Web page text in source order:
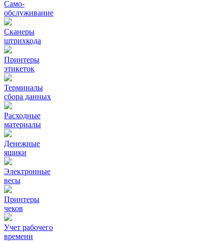
Само-
обслуживание
Сканеры
штрихкода
Принтеры
этикеток
Терминалы
сбора данных
Расходные
материалы
Денежные
ящики
Электронные
весы
Принтеры
чеков
Учет рабочего
времени